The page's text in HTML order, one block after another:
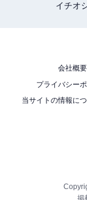
イチオ
会社概要
プライバシー
当サイトの情報に
掲